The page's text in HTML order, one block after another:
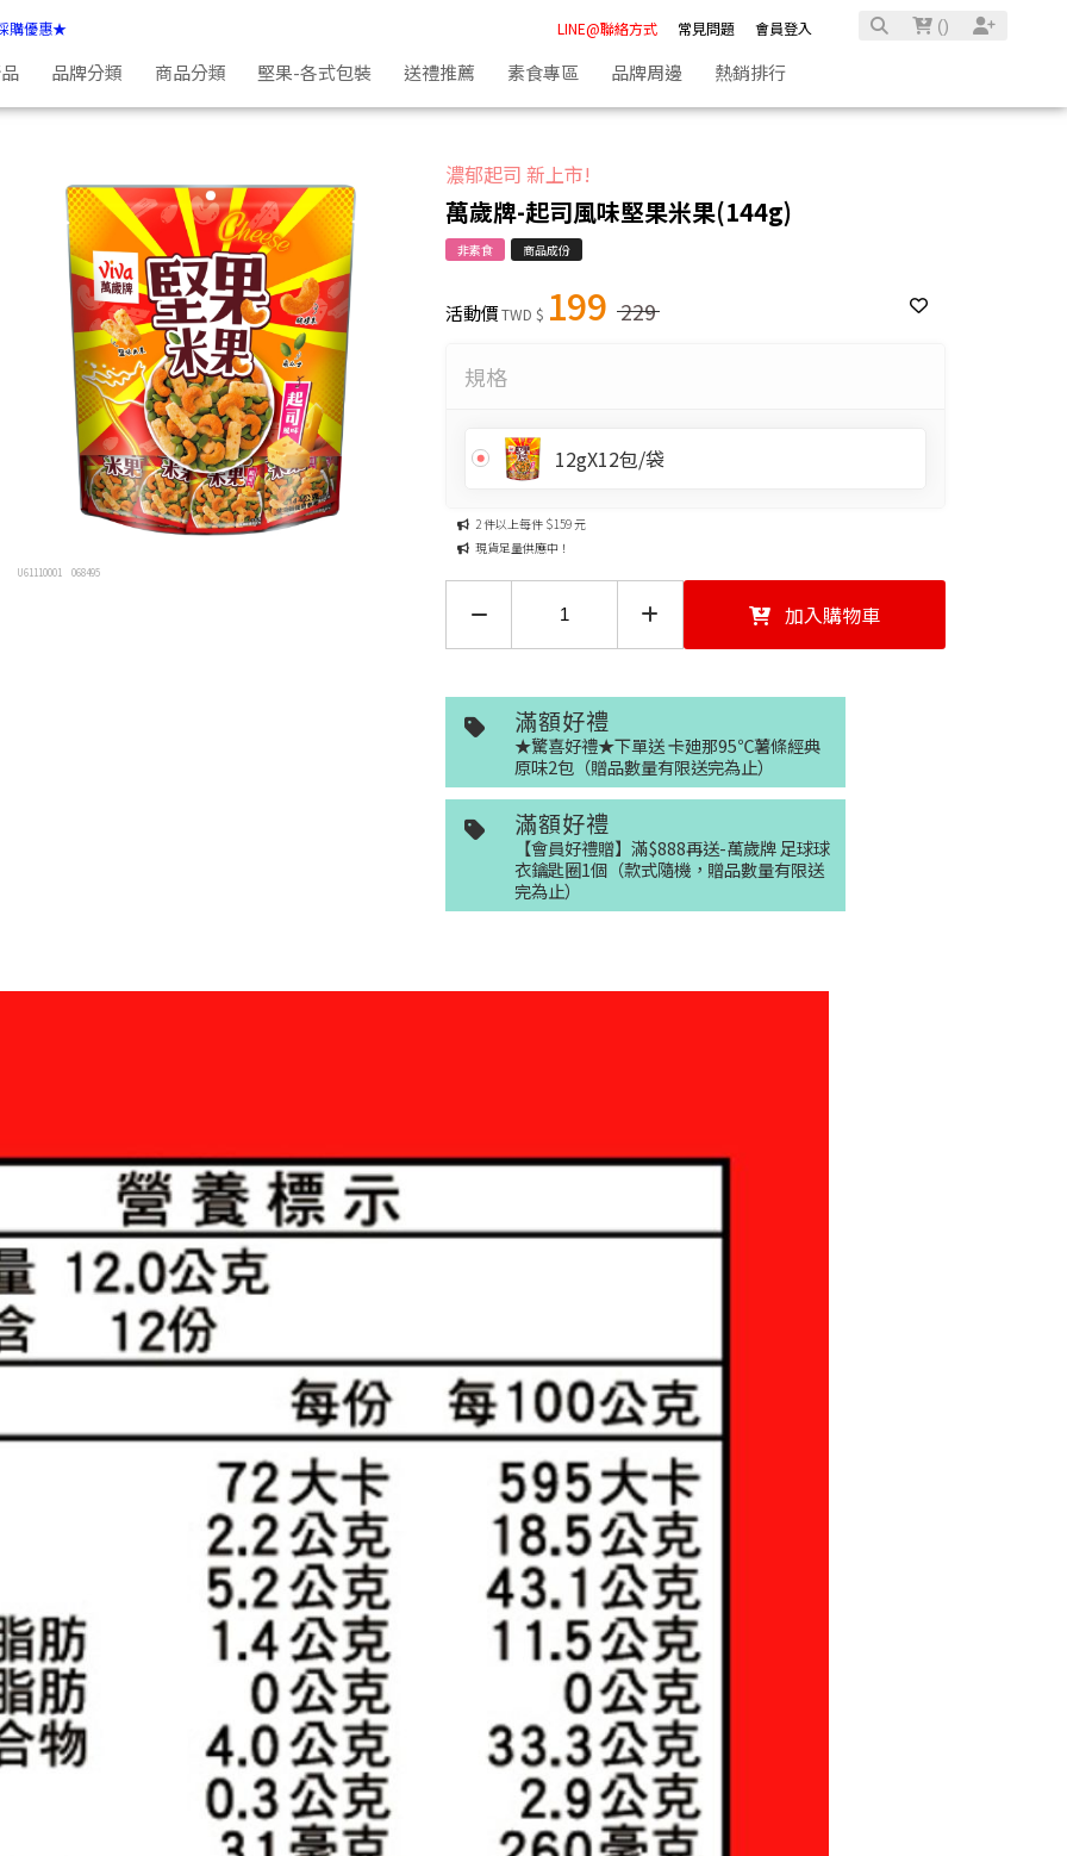
購優惠★ LINE@聯絡方式 常見問題 會員登入 ()
品牌分類 商品分類 堅果-各式包裝 送禮推薦 素食專區 品牌周邊 熱銷排行
U61110001 068495
濃郁起司 新上市!
萬歲牌-起司風味堅果米果(144g)
非素食 商品成份
活動價TWD $ 199 229
規格
12gX12包/袋
2 件以上每件 $159 元
現貨足量供應中！
加入購物車
滿額好禮
★驚喜好禮★下單送 卡廸那95℃薯條經典
原味2包（贈品數量有限送完為止）
滿額好禮
【會員好禮贈】滿$888再送-萬歲牌 足球球
衣鑰匙圈1個（款式隨機，贈品數量有限送
完為止）
加入購物車 確定並返回